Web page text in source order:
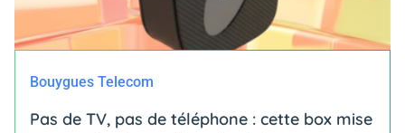
Bouygues Telecom
Pas de TV, pas de téléphone : cette box mise